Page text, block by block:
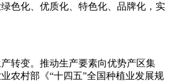
色化、优质化、特色化、品牌化，实
转变。推动生产要素向优势产区集
农村部《“十四五”全国种植业发展规